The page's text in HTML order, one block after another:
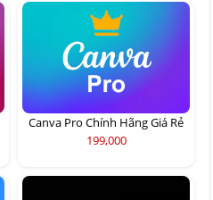
Canva Pro Chính Hãng Giá Rẻ
199,000